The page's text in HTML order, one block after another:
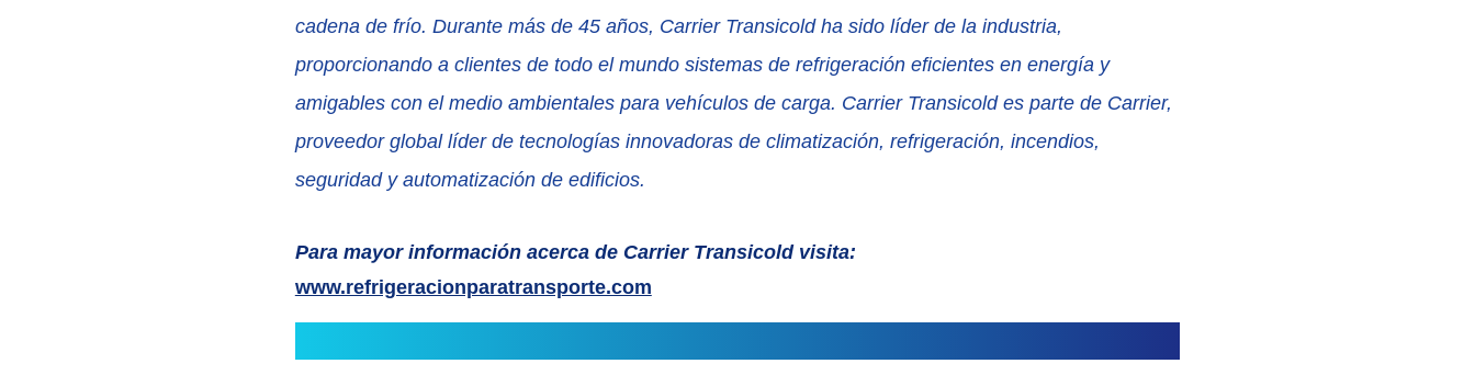
cadena de frío. Durante más de 45 años, Carrier Transicold ha sido líder de la industria,
proporcionando a clientes de todo el mundo sistemas de refrigeración eficientes en energía y
amigables con el medio ambientales para vehículos de carga. Carrier Transicold es parte de Carrier,
proveedor global líder de tecnologías innovadoras de climatización, refrigeración, incendios,
seguridad y automatización de edificios.
Para mayor información acerca de Carrier Transicold visita:
www.refrigeracionparatransporte.com